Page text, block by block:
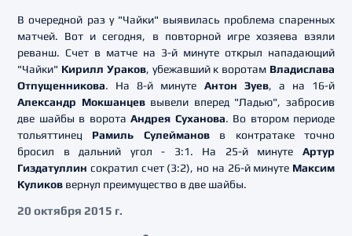
В очередной раз у "Чайки" выявилась проблема спаренных
матчей. Вот и сегодня, в повторной игре хозяева взяли
реванш. Счет в матче на 3-й минуте открыл нападающий
"Чайки" Кирилл Ураков, убежавший к воротам Владислава
Отпущенникова. На 8-й минуте Антон Зуев, а на 16-й
Александр Мокшанцеввывели вперед "Ладью", забросив
две шайбы в ворота Андрея Суханова. Во втором периоде
тольяттинец Рамиль Сулеймановв контратаке точно
бросил в дальний угол - 3:1. На 25-й минуте Артур
Гиздатуллин сократил счет (3:2), но на 26-й минуте Максим
Куликов вернул преимущество в две шайбы.
20 октября 2015 г.